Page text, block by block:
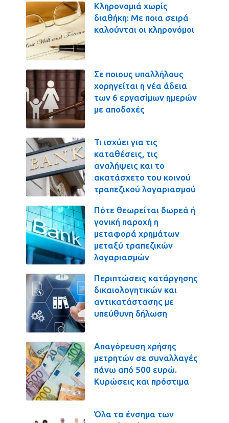
Κληρονομιά χωρίς
διαθήκη: Με ποια σειρά
καλούνται οι κληρονόμοι
Σε ποιους υπαλλήλους
χορηγείται η νέα άδεια
των 6 εργασίμων ημερών
με αποδοχές
Τι ισχύει για τις
καταθέσεις, τις
αναλήψεις και το
ακατάσχετο του κοινού
τραπεζικού λογαριασμού
Πότε θεωρείται δωρεά ή
γονική παροχή η
μεταφορά χρημάτων
μεταξύ τραπεζικών
λογαριασμών
Περιπτώσεις κατάργησης
δικαιολογητικών και
αντικατάστασης με
υπεύθυνη δήλωση
Απαγόρευση χρήσης
μετρητών σε συναλλαγές
πάνω από 500 ευρώ.
Κυρώσεις και πρόστιμα
Όλα τα ένσημα των